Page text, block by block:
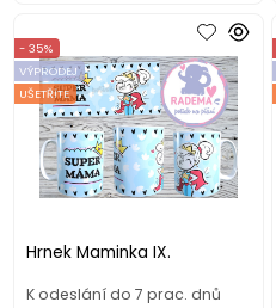
Hrnek Maminka IX.
- 35%
VÝPRODEJ
UŠETŘÍTE
K odeslání do 7 prac. dnů